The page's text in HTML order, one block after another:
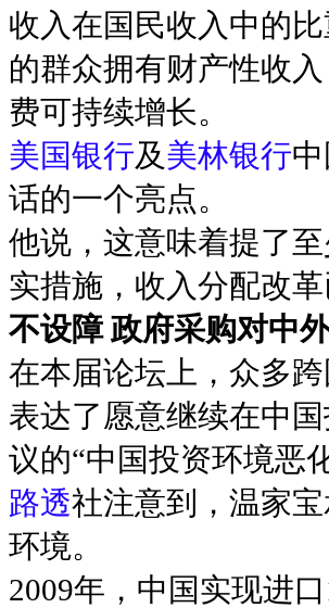
收入在国民收入中的
的群众拥有财产性收
费可持续增长。
美国银行及美林银行
话的一个亮点。
他说，这意味着提了
实措施，收入分配改
不设障 政府采购对中
在本届论坛上，众多
表达了愿意继续在中
议的“中国投资环境恶
路透社注意到，温家
环境。
2009年，中国实现进